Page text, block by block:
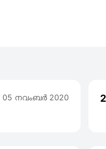
05 നവംബര്‍ 2020